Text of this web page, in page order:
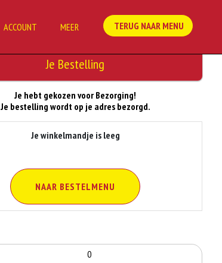
ACCOUNT MEER TERUG NAAR MENU
Je hebt gekozen voor Bezorging!
Je bestelling wordt op je adres bezorgd.
Je winkelmandje is leeg
NAAR BESTELMENU
0
Je Bestelling